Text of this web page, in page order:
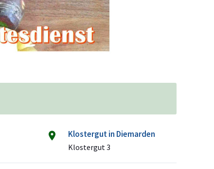
Klostergut in Diemarden
Klostergut 3